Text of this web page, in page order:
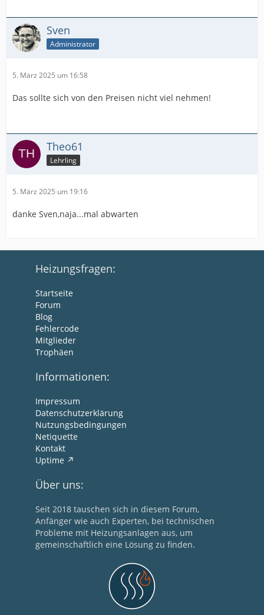
Sven
Administrator
5. März 2025 um 16:58
Das sollte sich von den Preisen nicht viel nehmen!
Theo61
Lehrling
5. März 2025 um 19:16
danke Sven,naja...mal abwarten
Heizungsfragen:
Startseite
Forum
Blog
Fehlercode
Mitglieder
Trophäen
Informationen:
Impressum
Datenschutzerklärung
Nutzungsbedingungen
Netiquette
Kontakt
Uptime
Über uns:
Seit 2018 tauschen sich in diesem Forum,
Anfänger wie auch Experten, bei technischen
Probleme mit Heizungsanlagen aus, um
gemeinschaftlich eine Lösung zu finden.